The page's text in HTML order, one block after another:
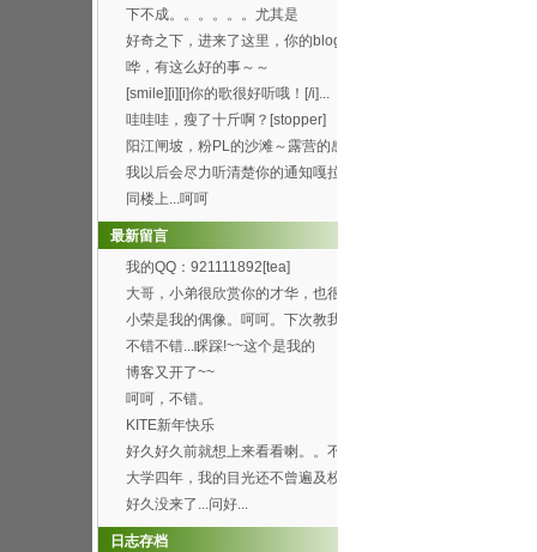
可以吗？[smile...
下不成。。。。。。尤其是
Through the f...
好奇之下，进来了这里，你的blog
办得好好哦。 ...
哗，有这么好的事～～
[smile][i][i]你的歌很好听哦！[/i]...
哇哇哇，瘦了十斤啊？[stopper]
阳江闸坡，粉PL的沙滩～露营的感
觉真的8错哦～呵呵...
我以后会尽力听清楚你的通知嘎拉
[wink]
同楼上...呵呵
最新留言
我的QQ：921111892[tea]
大哥，小弟很欣赏你的才华，也很
喜欢你博客的这首背景...
小荣是我的偶像。呵呵。下次教我
弄这样的空间。呵呵
不错不错...睬踩!~~这个是我的
http://h...
博客又开了~~
呵呵，不错。
KITE新年快乐
好久好久前就想上来看看喇。。不
过总是打开了首页进不...
大学四年，我的目光还不曾遍及校
园的每个角落，就快要...
好久没来了...问好...
日志存档